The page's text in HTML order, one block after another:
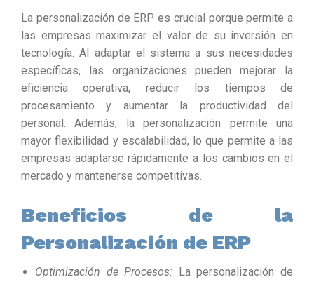
La personalización de ERP es crucial porque permite a
las empresas maximizar el valor de su inversión en
tecnología. Al adaptar el sistema a sus necesidades
específicas, las organizaciones pueden mejorar la
eficiencia operativa, reducir los tiempos de
procesamiento y aumentar la productividad del
personal. Además, la personalización permite una
mayor flexibilidad y escalabilidad, lo que permite a las
empresas adaptarse rápidamente a los cambios en el
mercado y mantenerse competitivas.
Beneficios de la
Personalización de ERP
Optimización de Procesos: La personalización de